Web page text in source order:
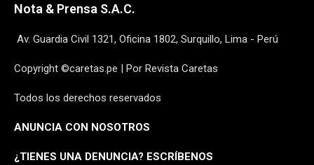
Nota & Prensa S.A.C.
Av. Guardia Civil 1321, Oficina 1802, Surquillo, Lima - Perú
Copyright ©caretas.pe | Por Revista Caretas
Todos los derechos reservados
ANUNCIA CON NOSOTROS
¿TIENES UNA DENUNCIA? ESCRÍBENOS